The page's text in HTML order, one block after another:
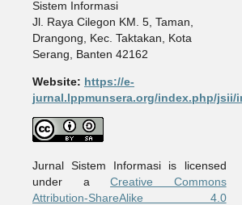
Sistem Informasi
Jl. Raya Cilegon KM. 5, Taman,
Drangong, Kec. Taktakan, Kota
Serang, Banten 42162
Website: https://e-
jurnal.lppmunsera.org/index.php/jsii/
Jurnal Sistem Informasi is licensed
under aCreative Commons
Attribution-ShareAlike 4.0